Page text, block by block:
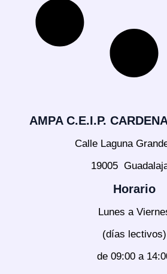
AMPA C.E.I.P.
Calle Laguna
19005
Horario
Lunes a
(días lectivos)
de 09:00 a